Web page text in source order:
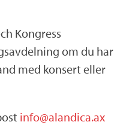
Kongress
om du har
med konsert eller
info@alandica.ax